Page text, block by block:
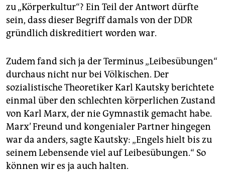
zu „Körperkultur“? Ein Teil der Antwort dürfte
sein, dass dieser Begriff damals von der DDR
gründlich diskreditiert worden war.
Zudem fand sich ja der Terminus „Leibesübungen“
durchaus nicht nur bei Völkischen. Der
sozialistische Theoretiker Karl Kautsky berichtete
einmal über den schlechten körperlichen Zustand
von Karl Marx, der nie Gymnastik gemacht habe.
Marx’ Freund und kongenialer Partner hingegen
war da anders, sagte Kautsky: „Engels hielt bis zu
seinem Lebensende viel auf Leibesübungen.“ So
können wir es ja auch halten.